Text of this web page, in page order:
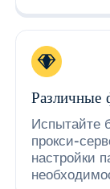
Различные
Испытайте
прокси-
настройки